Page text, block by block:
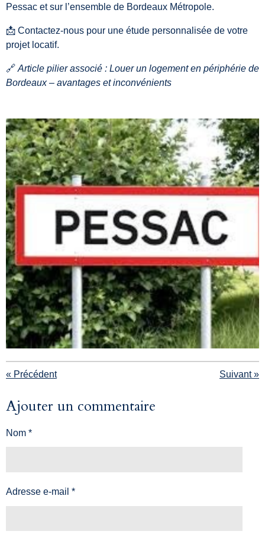
Pessac et sur l’ensemble de Bordeaux Métropole.
📩 Contactez-nous pour une étude personnalisée de votre
projet locatif.
🔗 Article pilier associé : Louer un logement en périphérie de
Bordeaux – avantages et inconvénients
« Précédent Suivant»
Ajouter un commentaire
Nom *
Adresse e-mail *